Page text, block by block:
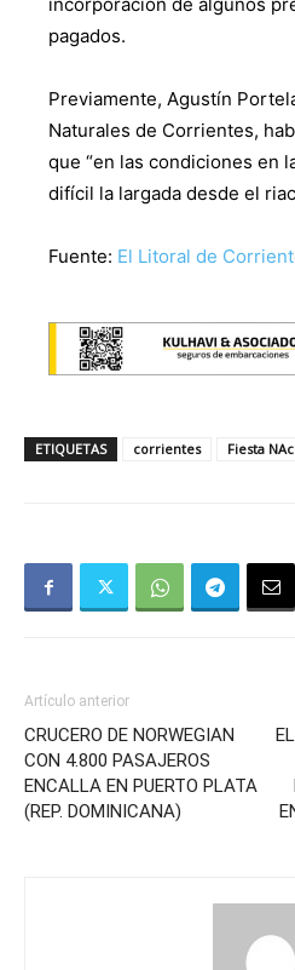
pagados.
Previamente, Agustín
Naturales de Corrientes,
que “en las condiciones en
difícil la largada desde el
Fuente: El Litoral de
ETIQUETAS corrientes Fiesta
Artículo anterior
CRUCERO DE NORWEGIAN
CON 4.800 PASAJEROS
ENCALLA EN PUERTO PLATA
(REP. DOMINICANA)